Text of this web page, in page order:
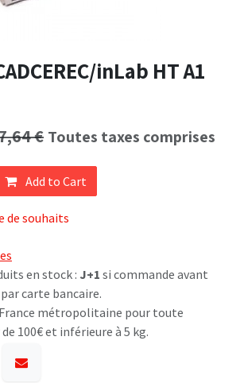
inLab HT A1
€ Toutes taxes comprises
Add to Cart
de souhaits
en stock : J+1 si commande avant
carte bancaire.
métropolitaine pour toute
100€ et inférieure à 5 kg.